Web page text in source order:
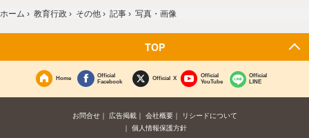
ホーム › 教育行政 › その他 › 記事 › 写真・画像
TOP
Home
Official
Facebook
Official X
Official
YouTube
Official
LINE
お問合せ 広告掲載 会社概要
リシードについて
個人情報保護方針